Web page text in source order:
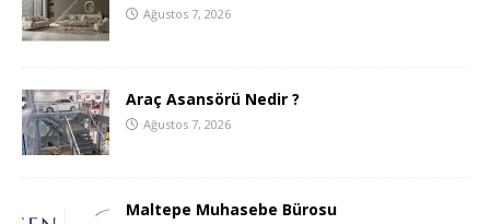
Ağustos 7, 2026
Araç Asansörü Nedir ?
Ağustos 7, 2026
Maltepe Muhasebe Bürosu